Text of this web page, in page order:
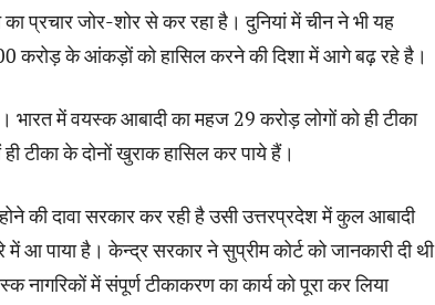
प्रचार जोर-शोर से कर रहा है। दुनियां में चीन ने भी यह
करोड़ के आंकड़ों को हासिल करने की दिशा में आगे बढ़ रहे है।
में वयस्क आबादी का महज 29 करोड़ लोगों को ही टीका
टीका के दोनों खुराक हासिल कर पाये हैं।
की दावा सरकार कर रही है उसी उत्तरप्रदेश में कुल आबादी
आ पाया है। केन्द्र सरकार ने सुप्रीम कोर्ट को जानकारी दी थी
में संपूर्ण टीकाकरण का कार्य को पूरा कर लिया